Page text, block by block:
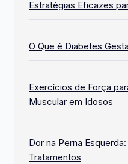
Estratégias Eficazes
O Que é Diabetes
Exercícios de Força
Muscular em Idosos
Dor na Perna
Tratamentos